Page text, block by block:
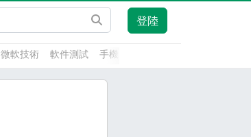
登陸
微軟技術 軟件測試 手機開發